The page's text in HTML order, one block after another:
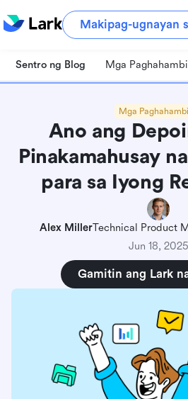
Makipag-ugnayan
Sentro ng Blog Mga
Mga
Ano ang
Pinakamahusay
para sa Iyong
Alex MillerTechnical Product
Jun 18, 2025
Gamitin ang Lark